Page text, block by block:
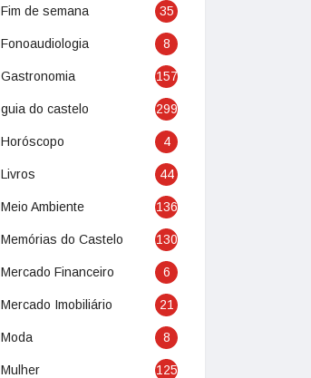
Fim de semana 35
Fonoaudiologia 8
Gastronomia 157
guia do castelo 299
Horóscopo 4
Livros 44
Meio Ambiente 136
Memórias do Castelo 130
Mercado Financeiro 6
Mercado Imobiliário 21
Moda 8
Mulher 125